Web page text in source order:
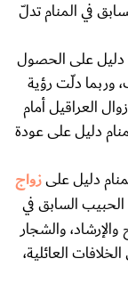
في المنام تدلّ
دليل على الحصول
وربما دلّت رؤية
العراقيل أمام
دليل على عودة
دليل علىزواج
السابق في
والشجار
العائلية،